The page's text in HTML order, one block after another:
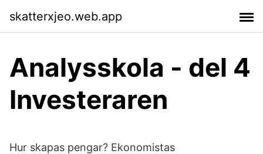
skatterxjeo.web.app
Analysskola - del 4
Investeraren
Hur skapas pengar? Ekonomistas